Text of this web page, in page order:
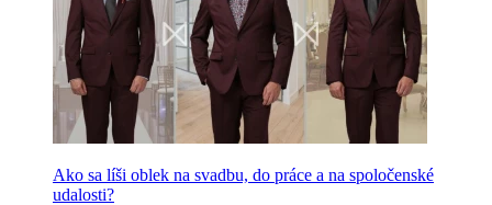
Ako sa líši oblek na svadbu, do práce a na spoločenské
udalosti?